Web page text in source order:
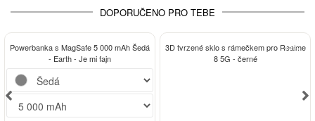
DOPORUČENO PRO TEBE
Powerbanka s MagSafe 5 000 mAh Šedá
- Earth - Je mi fajn
-13%
3D tvrzené sklo s rámečkem pro Realme
8 5G - černé